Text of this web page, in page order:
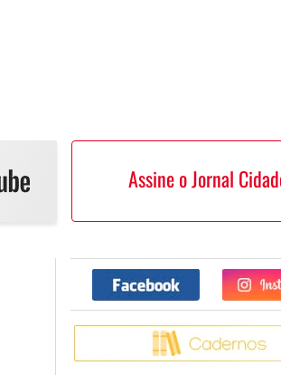
Assine o Jornal
Facebook